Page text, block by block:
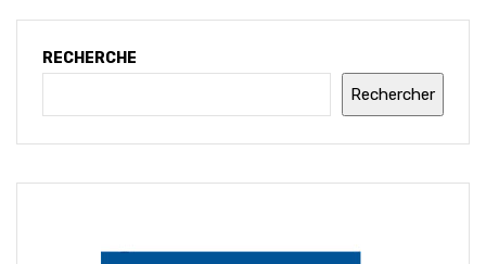
RECHERCHE
Rechercher